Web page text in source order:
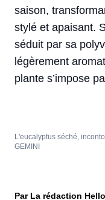
saison,
stylé et apaisant.
séduit par sa
légèrement
plante s’impose
L'eucalyptus séché,
GEMINI
Par La rédaction